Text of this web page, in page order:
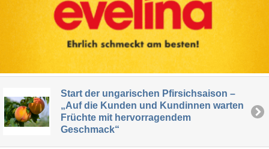
Start der ungarischen Pfirsichsaison –
„Auf die Kunden und Kundinnen warten
Früchte mit hervorragendem
Geschmack“